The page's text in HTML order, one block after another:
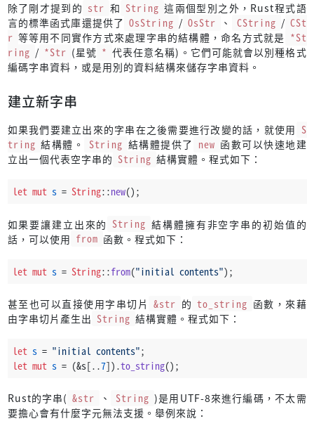
除了剛才提到的 str 和 String 這兩個型別之外，Rust程式語
言的標準函式庫還提供了 OsString / OsStr 、 CString / CSt
r 等等用不同實作方式來處理字串的結構體，命名方式就是 *St
ring / *Str (星號 * 代表任意名稱)。它們可能就會以別種格式
編碼字串資料，或是用別的資料結構來儲存字串資料。
建立新字串
如果我們要建立出來的字串在之後需要進行改變的話，就使用 S
tring 結構體。 String 結構體提供了 new 函數可以快速地建
立出一個代表空字串的 String 結構實體。程式如下：
let mut s = String::new();
如果要讓建立出來的 String 結構體擁有非空字串的初始值的
話，可以使用 from 函數。程式如下：
let mut s = String::from("initial contents");
甚至也可以直接使用字串切片 &str 的 to_string 函數，來藉
由字串切片產生出 String 結構實體。程式如下：
let s = "initial contents";
let mut s = (&s[..7]).to_string();
Rust的字串( &str 、 String )是用UTF-8來進行編碼，不太需
要擔心會有什麼字元無法支援。舉例來說：